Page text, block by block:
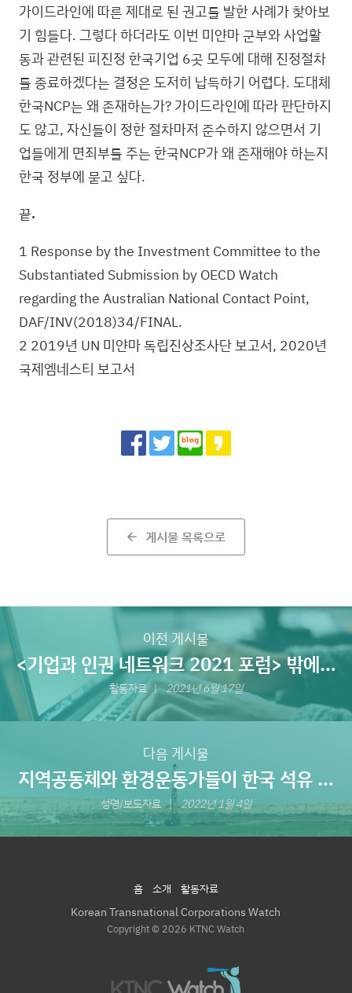
가이드라인에 따른 제대로 된 권고를 발한 사례가 찾아보
기 힘들다. 그렇다 하더라도 이번 미얀마 군부와 사업활
동과 관련된 피진정 한국기업 6곳 모두에 대해 진정절차
를 종료하겠다는 결정은 도저히 납득하기 어렵다. 도대체
한국NCP는 왜 존재하는가? 가이드라인에 따라 판단하지
도 않고, 자신들이 정한 절차마저 준수하지 않으면서 기
업들에게 면죄부를 주는 한국NCP가 왜 존재해야 하는지
한국 정부에 묻고 싶다.
끝.
1 Response by the Investment Committee to the
Substantiated Submission by OECD Watch
regarding the Australian National Contact Point,
DAF/INV(2018)34/FINAL.
2 2019년 UN 미얀마 독립진상조사단 보고서, 2020년
국제엠네스티 보고서
Share
arrow_back 게시물 목록으로
이전 게시물
<기업과 인권 네트워크 2021 포럼> 밖에서
새고 있는 우리집 바가지
활동자료 2021년 6월 17일
다음 게시물
지역공동체와 환경운동가들이 한국 석유 회
사가 카자흐스탄 담수 퇴적물을 오염한 행위
에 대해 성공적으로 책임을 지게 하다
성명/보도자료 2022년 1월 4일
홈 소개
활동자료
Korean Transnational Corporations Watch
Copyright © 2026 KTNC Watch